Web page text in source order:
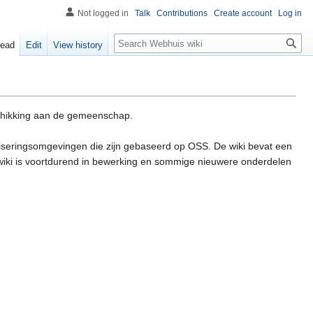
aan de gemeenschap.
die zijn gebaseerd op OSS. De wiki bevat een
is voortdurend in bewerking en sommige nieuwere onderdelen
Not logged in Talk Contributions Create account Log in
Edit View history Search